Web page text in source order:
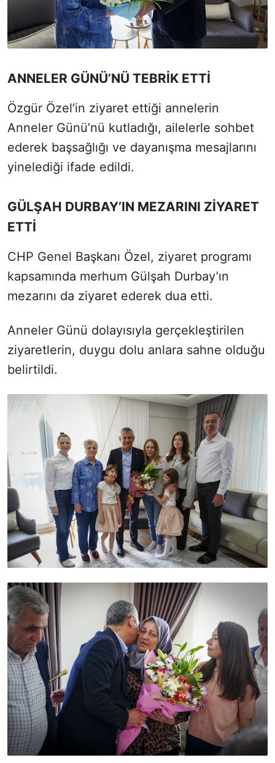
ANNELER GÜNÜ’NÜ TEBRİK ETTİ
Özgür Özel’in ziyaret ettiği annelerin
Anneler Günü’nü kutladığı, ailelerle sohbet
ederek başsağlığı ve dayanışma mesajlarını
yinelediği ifade edildi.
GÜLŞAH DURBAY’IN MEZARINI ZİYARET
ETTİ
CHP Genel Başkanı Özel, ziyaret programı
kapsamında merhum Gülşah Durbay’ın
mezarını da ziyaret ederek dua etti.
Anneler Günü dolayısıyla gerçekleştirilen
ziyaretlerin, duygu dolu anlara sahne olduğu
belirtildi.